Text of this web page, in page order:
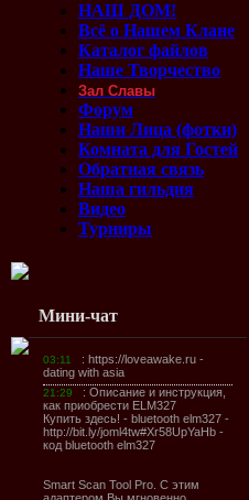
НАШ ДОМ!
Всё о Нашем Клане
Каталог файлов
Наше Творчество
Зал Славы
Форум
Наши Лица (фотки)
Комната для Гостей
Обратная связь
Наша гильдия
Видео
Турниры
Мини-чат